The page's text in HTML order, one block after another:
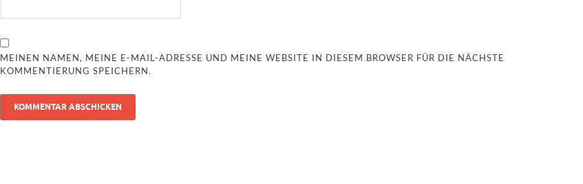
MEINEN NAMEN, MEINE E-MAIL-ADRESSE UND MEINE WEBSITE IN DIESEM BROWSER FÜR DIE NÄCHSTE
KOMMENTIERUNG SPEICHERN.